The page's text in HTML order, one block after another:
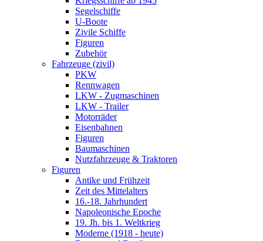
Segelschiffe
U-Boote
Zivile Schiffe
Figuren
Zubehör
Fahrzeuge (zivil)
PKW
Rennwagen
LKW - Zugmaschinen
LKW - Trailer
Motorräder
Eisenbahnen
Figuren
Baumaschinen
Nutzfahrzeuge & Traktoren
Figuren
Antike und Frühzeit
Zeit des Mittelalters
16.-18. Jahrhundert
Napoleonische Epoche
19. Jh. bis 1. Weltkrieg
Moderne (1918 - heute)